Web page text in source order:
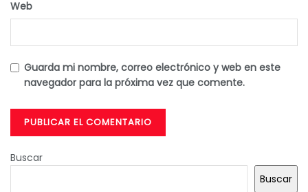
Web
Guarda mi nombre, correo electrónico y web en este
navegador para la próxima vez que comente.
Buscar
Buscar